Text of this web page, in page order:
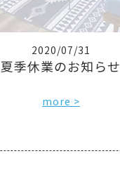
2020/07/31
夏季休業のお知らせ
more >